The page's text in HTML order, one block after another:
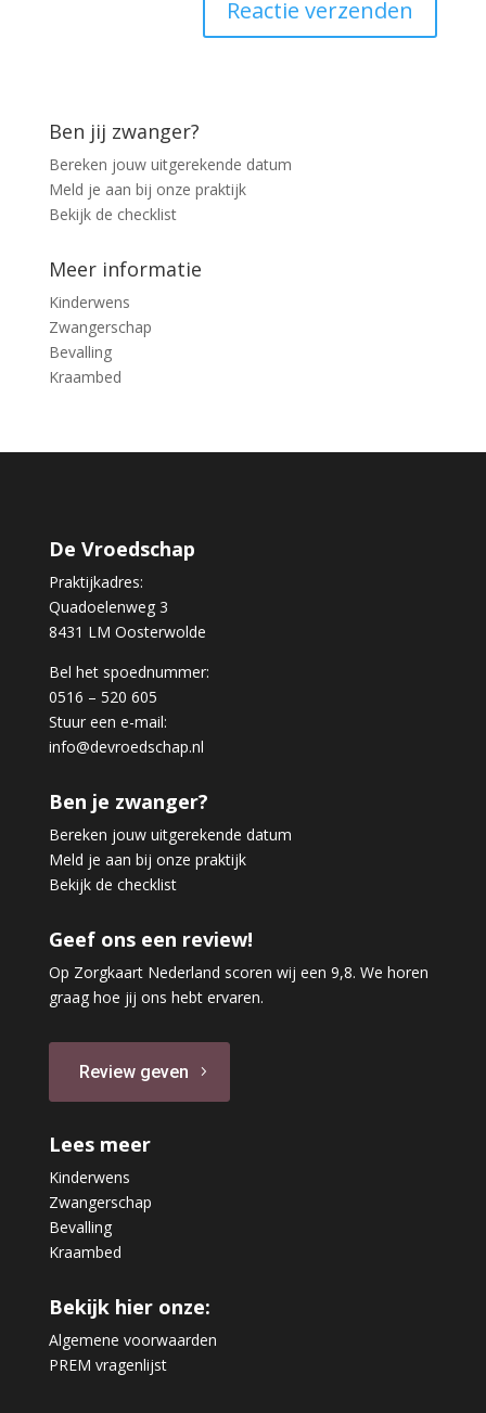
Ben jij zwanger?
Bereken jouw uitgerekende datum
Meld je aan bij onze praktijk
Bekijk de checklist
Meer informatie
Kinderwens
Zwangerschap
Bevalling
Kraambed
De Vroedschap
Praktijkadres:
Quadoelenweg 3
8431 LM Oosterwolde
Bel het spoednummer:
0516 – 520 605
Stuur een e-mail:
info@devroedschap.nl
Ben je zwanger?
Bereken jouw uitgerekende datum
Meld je aan bij onze praktijk
Bekijk de checklist
Geef ons een review!
Op Zorgkaart Nederland scoren wij een 9,8. We horen
graag hoe jij ons hebt ervaren.
Review geven
Lees meer
Kinderwens
Zwangerschap
Bevalling
Kraambed
Bekijk hier onze:
Algemene voorwaarden
PREM vragenlijst